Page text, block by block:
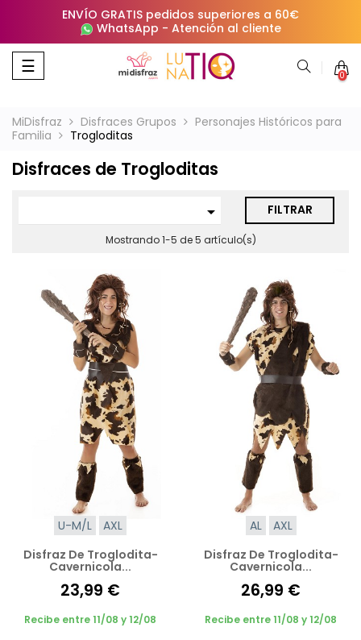
ENVÍO GRATIS pedidos superiores a 60€
WhatsApp - Atención al cliente
Navegación
de
☰ 0
MiDisfraz Disfraces Grupos
Personajes Históricos para
Familia
Trogloditas
Disfraces de Trogloditas
 FILTRAR
Mostrando 1-5 de 5 artículo(s)
U-M/L
AXL
Disfraz De Troglodita-
Cavernicola...
23,99 €
Recibe entre 11/08 y 12/08
AL
AXL
Disfraz De Troglodita-
Cavernicola...
26,99 €
Recibe entre 11/08 y 12/08